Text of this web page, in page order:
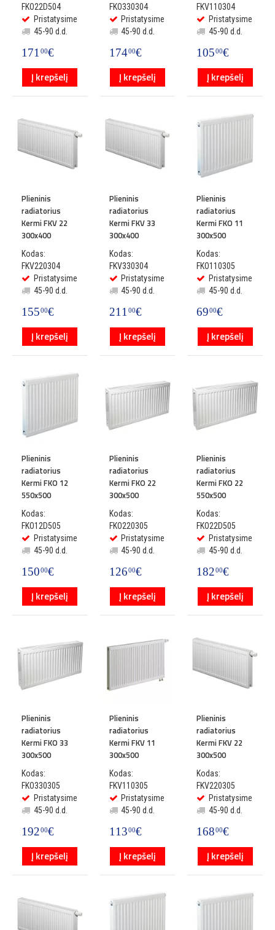
FKO22D504
Pristatysime
45-90 d.d.
171 00€
Į krepšelį
FKO330304
Pristatysime
45-90 d.d.
17400€
Į krepšelį
FKV110304
Pristatysime
45-90 d.d.
10500€
Į krepšelį
Plieninis
radiatorius
Kermi FKV 22
300x400
Kodas:
FKV220304
Pristatysime
45-90 d.d.
15500€
Į krepšelį
Plieninis
radiatorius
Kermi FKV 33
300x400
Kodas:
FKV330304
Pristatysime
45-90 d.d.
21100€
Į krepšelį
Plieninis
radiatorius
Kermi FKO 11
300x500
Kodas:
FKO110305
Pristatysime
45-90 d.d.
6900€
Į krepšelį
Plieninis
radiatorius
Kermi FKO 12
550x500
Kodas:
FKO12D505
Pristatysime
45-90 d.d.
15000€
Į krepšelį
Plieninis
radiatorius
Kermi FKO 22
300x500
Kodas:
FKO220305
Pristatysime
45-90 d.d.
12600€
Į krepšelį
Plieninis
radiatorius
Kermi FKO 22
550x500
Kodas:
FKO22D505
Pristatysime
45-90 d.d.
18200€
Į krepšelį
Plieninis
radiatorius
Kermi FKO 33
300x500
Kodas:
FKO330305
Pristatysime
45-90 d.d.
19200€
Į krepšelį
Plieninis
radiatorius
Kermi FKV 11
300x500
Kodas:
FKV110305
Pristatysime
45-90 d.d.
11300€
Į krepšelį
Plieninis
radiatorius
Kermi FKV 22
300x500
Kodas:
FKV220305
Pristatysime
45-90 d.d.
16800€
Į krepšelį